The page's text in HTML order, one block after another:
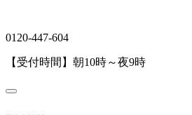
0120-447-604
【受付時間】朝10時～夜9時